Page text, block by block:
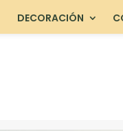
DECORACIÓN